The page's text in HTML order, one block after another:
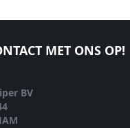
MET ONS OP!
BV